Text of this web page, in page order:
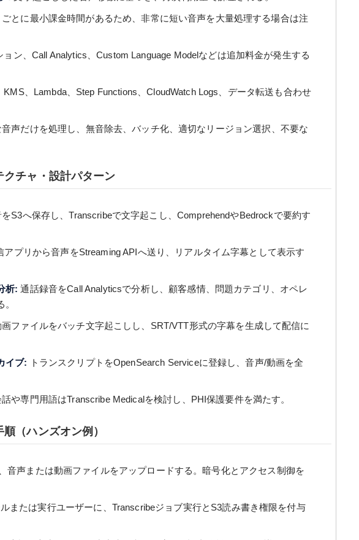
ごとに最小課金時間があるため、非常に短い音声を大量処理する場合は注
ョン、Call Analytics、Custom Language Modelなどは追加料金が発生する
KMS、Lambda、Step Functions、CloudWatch Logs、データ転送も合わせ
音声だけを処理し、無音除去、バッチ化、適切なリージョン選択、不要な
チャ・設計パターン
S3へ保存し、Transcribeで文字起こし、ComprehendやBedrockで要約す
アプリから音声をStreaming APIへ送り、リアルタイム字幕として表示す
析: 通話録音をCall Analyticsで分析し、顧客感情、問題カテゴリ、オペレ
画ファイルをバッチ文字起こしし、SRT/VTT形式の字幕を生成して配信に
イブ: トランスクリプトをOpenSearch Serviceに登録し、音声/動画を全
や専門用語はTranscribe Medicalを検討し、PHI保護要件を満たす。
（ハンズオン例）
音声または動画ファイルをアップロードする。暗号化とアクセス制御を
または実行ユーザーに、Transcribeジョブ実行とS3読み書き権限を付与